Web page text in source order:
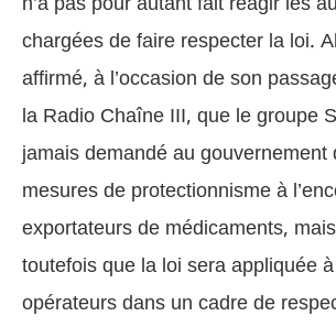
chargées de faire respecter la loi.
affirmé, à l’occasion de son
la Radio Chaîne III, que le groupe
jamais demandé au gouvernement
mesures de protectionnisme à
exportateurs de médicaments,
toutefois que la loi sera appliquée
opérateurs dans un cadre de